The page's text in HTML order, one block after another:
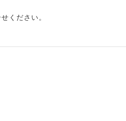
ください。